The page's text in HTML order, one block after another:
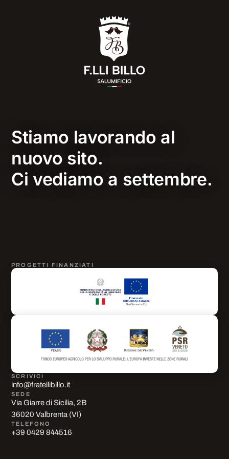
Stiamo lavorando al
nuovo sito.
Ci vediamo a settembre.
PROGETTI FINANZIATI
SCRIVICI
info@fratellibillo.it
SEDE
Via Giarre di Sicilia, 2B
36020 Valbrenta (VI)
TELEFONO
+39 0429 844516